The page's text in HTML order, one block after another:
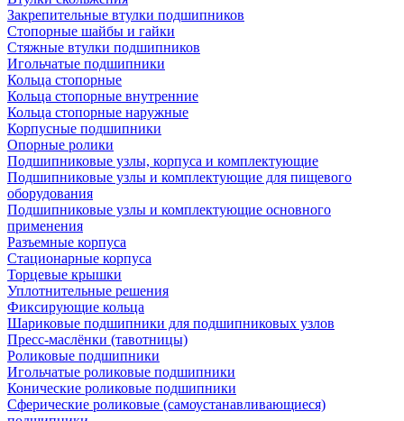
Закрепительные втулки подшипников
Стопорные шайбы и гайки
Стяжные втулки подшипников
Игольчатые подшипники
Кольца стопорные
Кольца стопорные внутренние
Кольца стопорные наружные
Корпусные подшипники
Опорные ролики
Подшипниковые узлы, корпуса и комплектующие
Подшипниковые узлы и комплектующие для пищевого
оборудования
Подшипниковые узлы и комплектующие основного
применения
Разъемные корпуса
Стационарные корпуса
Торцевые крышки
Уплотнительные решения
Фиксирующие кольца
Шариковые подшипники для подшипниковых узлов
Пресс-маслёнки (тавотницы)
Роликовые подшипники
Игольчатые роликовые подшипники
Конические роликовые подшипники
Сферические роликовые (самоустанавливающиеся)